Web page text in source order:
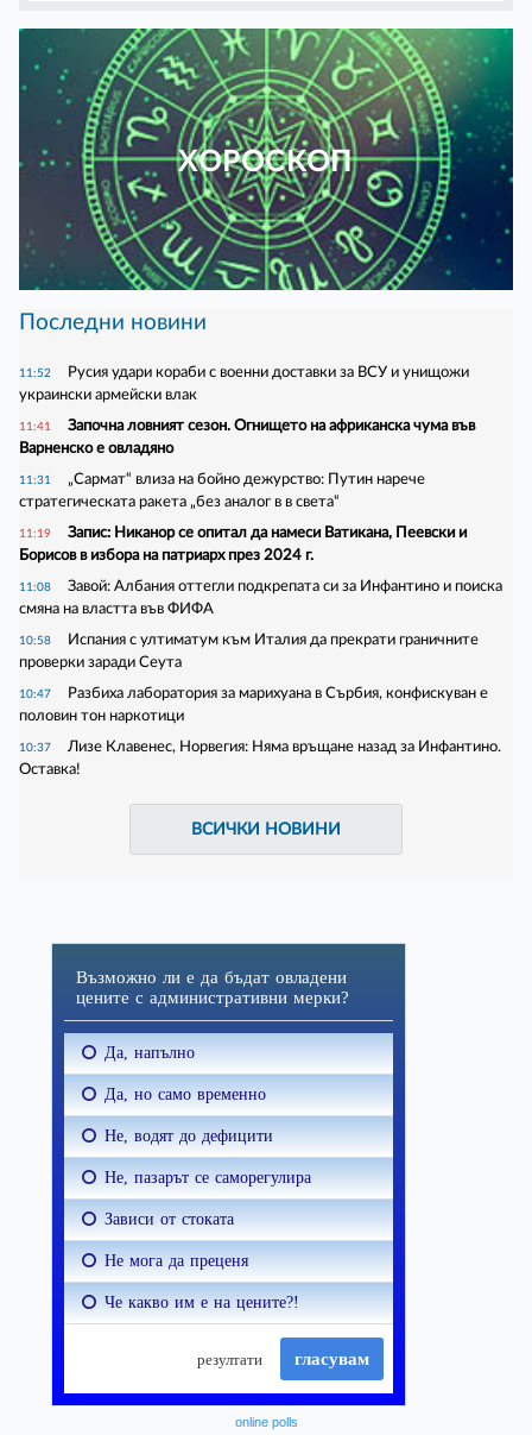
ХОРОСКОП
Последни новини
11:52
Русия удари кораби с военни доставки за ВСУ и унищожи
украински армейски влак
11:41
Започна ловният сезон. Огнището на африканска чума във
Варненско е овладяно
11:31
„Сармат“ влиза на бойно дежурство: Путин нарече
стратегическата ракета „без аналог в в света“
11:19
Запис: Никанор се опитал да намеси Ватикана, Пеевски и
Борисов в избора на патриарх през 2024 г.
11:08
Завой: Албания оттегли подкрепата си за Инфантино и поиска
смяна на властта във ФИФА
10:58
Испания с ултиматум към Италия да прекрати граничните
проверки заради Сеута
10:47
Разбиха лаборатория за марихуана в Сърбия, конфискуван е
половин тон наркотици
10:37
Лизе Клавенес, Норвегия: Няма връщане назад за Инфантино.
Оставка!
ВСИЧКИ НОВИНИ
online polls